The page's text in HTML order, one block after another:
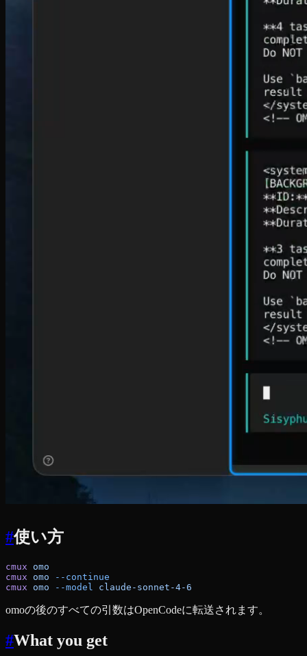
#使い方
cmux omo
cmux omo --continue
cmux omo --model claude-sonnet-4-6
omoの後のすべての引数はOpenCodeに転送されます。
#What you get